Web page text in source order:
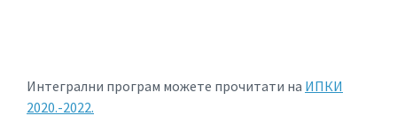
Интегрални програм можете прочитати на ИПКИ
2020.-2022.